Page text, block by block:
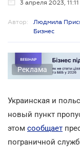
3 апреля 2023, 11:11
Автор:
Людмила
Бизнес
Реклама
Украинская и
новый пункт
этом сообщает
пограничной